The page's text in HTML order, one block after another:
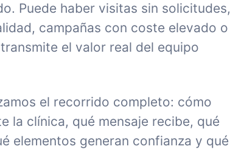
Puede haber visitas sin solicitudes,
campañas con coste elevado o
el valor real del equipo
el recorrido completo: cómo
la clínica, qué mensaje recibe, qué
elementos generan confianza y qué